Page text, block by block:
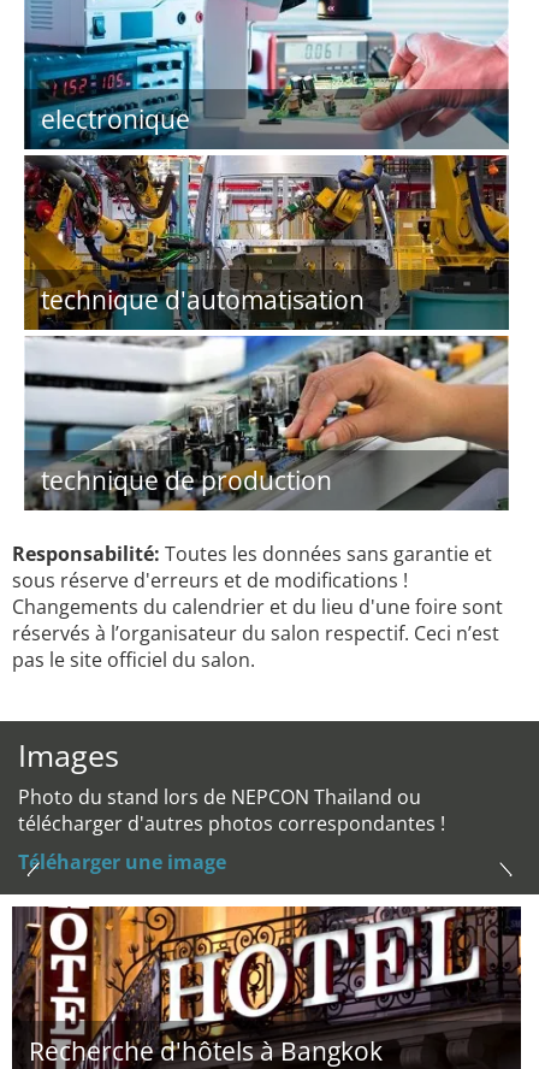
electronique
technique d'automatisation
technique de production
Responsabilité: Toutes les données sans garantie et
sous réserve d'erreurs et de modifications !
Changements du calendrier et du lieu d'une foire sont
réservés à l’organisateur du salon respectif. Ceci n’est
pas le site officiel du salon.
Images
Photo du stand lors de NEPCON Thailand ou
télécharger d'autres photos correspondantes !
Téléharger une image
Recherche d'hôtels à Bangkok